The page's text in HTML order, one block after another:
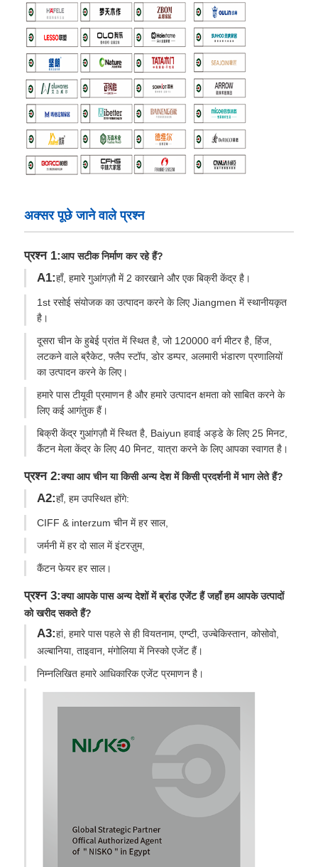
अक्सर पूछे जाने वाले प्रश्न
प्रश्न 1:आप सटीक निर्माण कर रहे हैं?
A1:हाँ, हमारे गुआंगज़ौ में 2 कारखाने और एक बिक्री केंद्र है।
1st रसोई संयोजक का उत्पादन करने के लिए Jiangmen में स्थानीयकृत
है।
दूसरा चीन के हुबेई प्रांत में स्थित है, जो 120000 वर्ग मीटर है, हिंज,
लटकने वाले ब्रैकेट, फ्लैप स्टॉप, डोर डम्पर, अलमारी भंडारण प्रणालियों
का उत्पादन करने के लिए।
हमारे पास टीयूवी प्रमाणन है और हमारे उत्पादन क्षमता को साबित करने के
लिए कई आगंतुक हैं।
बिक्री केंद्र गुआंगज़ौ में स्थित है, Baiyun हवाई अड्डे के लिए 25 मिनट,
कैंटन मेला केंद्र के लिए 40 मिनट, यात्रा करने के लिए आपका स्वागत है।
प्रश्न 2:क्या आप चीन या किसी अन्य देश में किसी प्रदर्शनी में भाग लेते हैं?
A2:हाँ, हम उपस्थित होंगे:
CIFF & interzum चीन में हर साल,
जर्मनी में हर दो साल में इंटरज़ुम,
कैंटन फेयर हर साल।
प्रश्न 3:क्या आपके पास अन्य देशों में ब्रांड एजेंट हैं जहाँ हम आपके उत्पादों
को खरीद सकते हैं?
A3:हां, हमारे पास पहले से ही वियतनाम, एग्प्टी, उज्बेकिस्तान, कोसोवो,
अल्बानिया, ताइवान, मंगोलिया में निस्को एजेंट हैं।
निम्नलिखित हमारे आधिकारिक एजेंट प्रमाणन है।